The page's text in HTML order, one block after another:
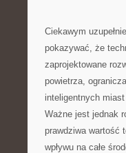
Ciekawym
pokazywać, że
zaprojektowane
powietrza,
inteligentnych
Ważne jest jednak
prawdziwa wartość
wpływu na całe